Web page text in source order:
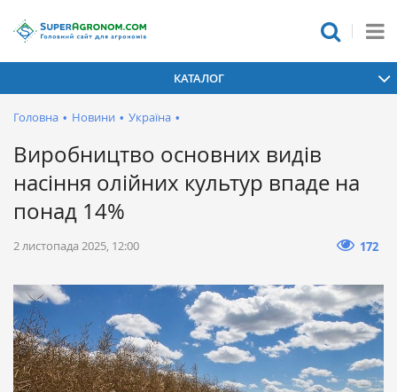
КАТАЛОГ
Головна • Новини • Україна •
Виробництво основних видів
насіння олійних культур впаде на
понад 14%
2 листопада 2025, 12:00 172